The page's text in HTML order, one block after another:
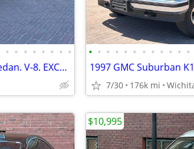
• • • • • • • •
1984 Mercedes-Benz 500SEL Sedan. V-8. EXCEPTIONAL 42K MILE CAR! W126
• • • • • • • • • • • •
7/30 176k mi
$10,995